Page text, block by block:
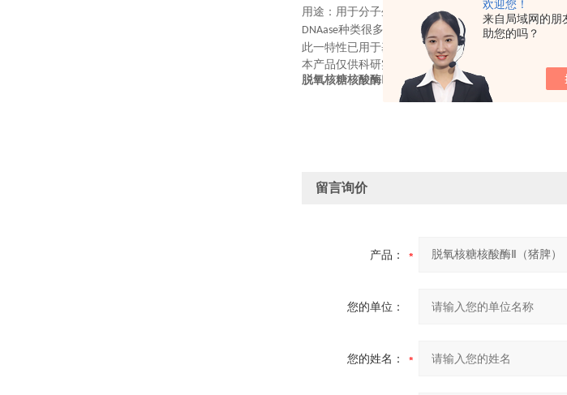
欢迎您！
来自局域网的朋
助您的吗？
用途：用于分子生物学研究。降解
DNA的各种酶。这
DNAase种类很多，有些为单链特异的，有的为双链
此一特性已用于基因操作技术中，以构建人工克隆。
本产品仅供科研实验用，不做其它用途！
脱氧核糖核酸酶Ⅱ（猪脾）
留言询价
产品：
您的单位：
您的姓名：